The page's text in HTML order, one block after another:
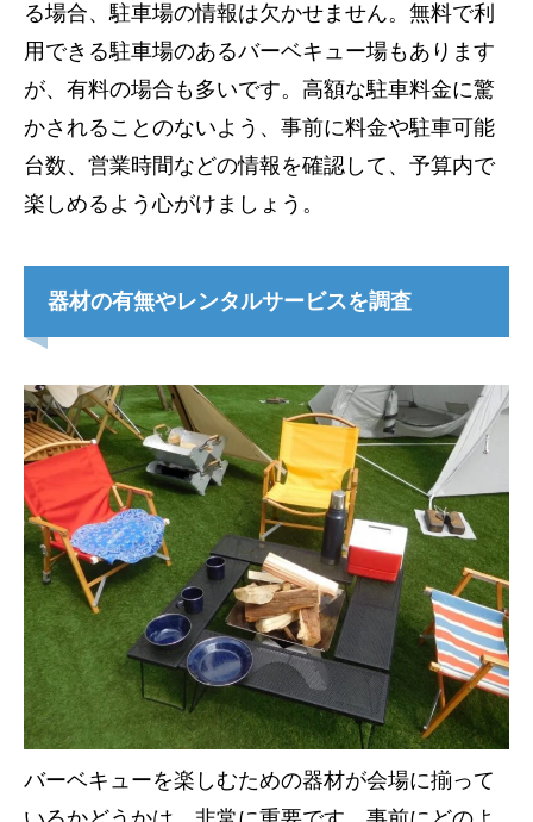
る場合、駐車場の情報は欠かせません。無料で利
用できる駐車場のあるバーベキュー場もあります
が、有料の場合も多いです。高額な駐車料金に驚
かされることのないよう、事前に料金や駐車可能
台数、営業時間などの情報を確認して、予算内で
楽しめるよう心がけましょう。
器材の有無やレンタルサービスを調査
バーベキューを楽しむための器材が会場に揃って